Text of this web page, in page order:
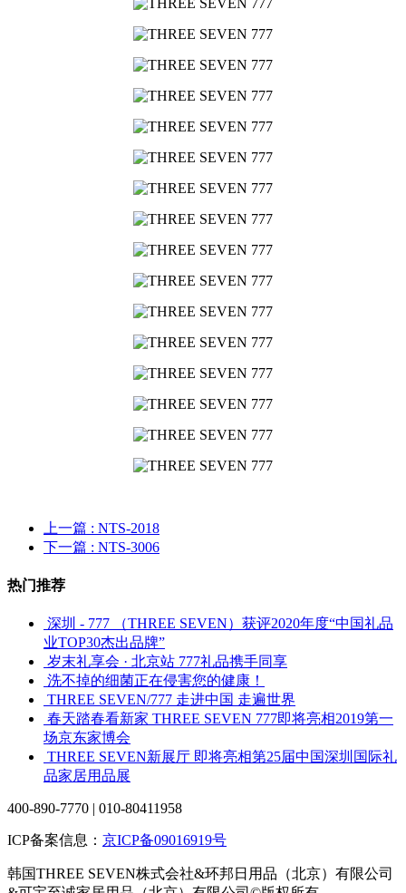
上一篇 : NTS-2018
下一篇 : NTS-3006
热门推荐
深圳 - 777 （THREE SEVEN）获评2020年度“中国礼品
业TOP30杰出品牌”
岁末礼享会 · 北京站 777礼品携手同享
洗不掉的细菌正在侵害您的健康！
THREE SEVEN/777 走进中国 走遍世界
春天踏春看新家 THREE SEVEN 777即将亮相2019第一
场京东家博会
THREE SEVEN新展厅 即将亮相第25届中国深圳国际礼
品家居用品展
400-890-7770 | 010-80411958
ICP备案信息： 京ICP备09016919号
韩国THREE SEVEN株式会社&环邦日用品（北京）有限公司